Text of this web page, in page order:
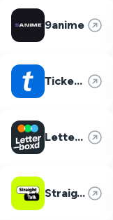
9anime
Ticketmaster
Letterboxd
Straight Talk